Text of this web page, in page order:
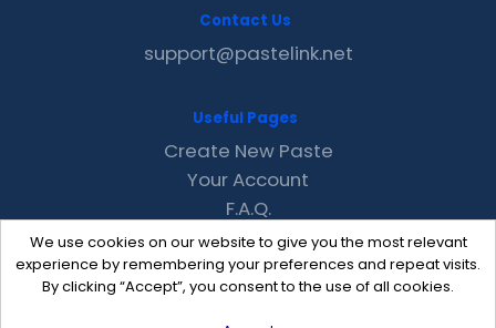
We use cookies on our website to give you the most relevant
experience by remembering your preferences and repeat visits.
By clicking “Accept”, you consent to the use of all cookies.
Contact Us
support@pastelink.net
Useful Pages
Create New Paste
Your Account
F.A.Q.
Recent
Contact